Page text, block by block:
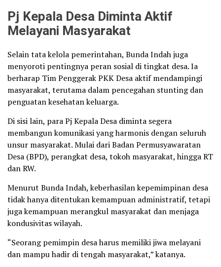
Pj Kepala Desa Diminta Aktif
Melayani Masyarakat
Selain tata kelola pemerintahan, Bunda Indah juga
menyoroti pentingnya peran sosial di tingkat desa. Ia
berharap Tim Penggerak PKK Desa aktif mendampingi
masyarakat, terutama dalam pencegahan stunting dan
penguatan kesehatan keluarga.
Di sisi lain, para Pj Kepala Desa diminta segera
membangun komunikasi yang harmonis dengan seluruh
unsur masyarakat. Mulai dari Badan Permusyawaratan
Desa (BPD), perangkat desa, tokoh masyarakat, hingga RT
dan RW.
Menurut Bunda Indah, keberhasilan kepemimpinan desa
tidak hanya ditentukan kemampuan administratif, tetapi
juga kemampuan merangkul masyarakat dan menjaga
kondusivitas wilayah.
“Seorang pemimpin desa harus memiliki jiwa melayani
dan mampu hadir di tengah masyarakat,” katanya.